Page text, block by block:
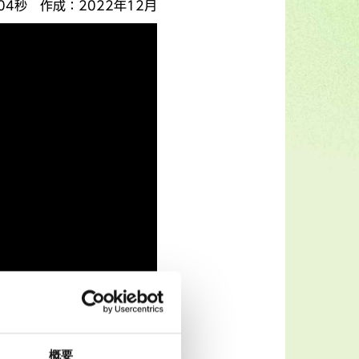
概要
秒 作成 2022年12月